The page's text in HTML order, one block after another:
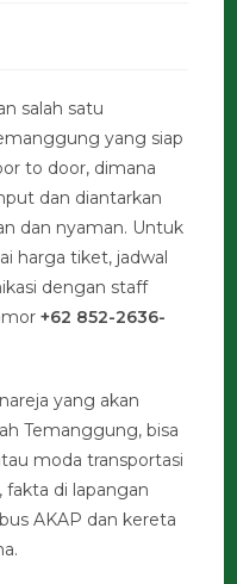
salah satu
yang siap
to door, dimana
dan diantarkan
dan nyaman. Untuk
harga tiket, jadwal
dengan staff
+62 852-2636-
yang akan
Temanggung, bisa
moda transportasi
di lapangan
AKAP dan kereta